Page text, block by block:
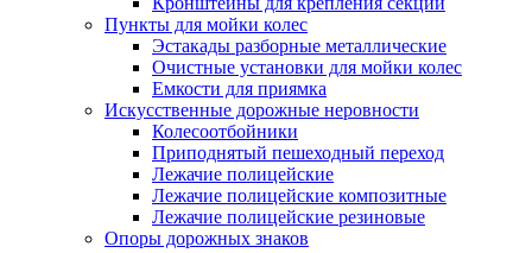
Пункты для мойки колес
Эстакады разборные металлические
Очистные установки для мойки колес
Емкости для приямка
Искусственные дорожные неровности
Колесоотбойники
Приподнятый пешеходный переход
Лежачие полицейские
Лежачие полицейские композитные
Лежачие полицейские резиновые
Опоры дорожных знаков